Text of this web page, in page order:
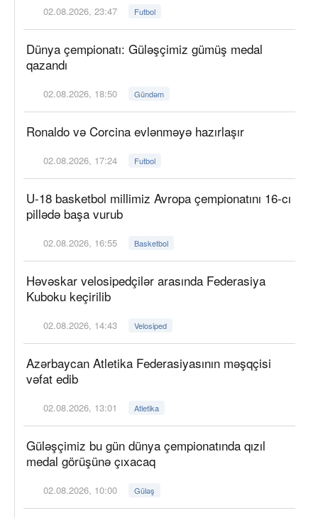
02.08.2026, 23:47 Futbol
Dünya çempionatı: Güləşçimiz gümüş medal
qazandı
02.08.2026, 18:50 Gündəm
Ronaldo və Corcina evlənməyə hazırlaşır
02.08.2026, 17:24 Futbol
U-18 basketbol millimiz Avropa çempionatını 16-cı
pillədə başa vurub
02.08.2026, 16:55 Basketbol
Həvəskar velosipedçilər arasında Federasiya
Kuboku keçirilib
02.08.2026, 14:43 Velosiped
Azərbaycan Atletika Federasiyasının məşqçisi
vəfat edib
02.08.2026, 13:01 Atletika
Güləşçimiz bu gün dünya çempionatında qızıl
medal görüşünə çıxacaq
02.08.2026, 10:00 Güləş